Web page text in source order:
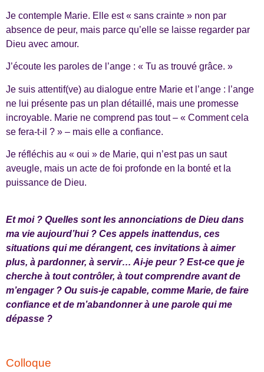
Je contemple Marie. Elle est « sans crainte » non par
absence de peur, mais parce qu’elle se laisse regarder par
Dieu avec amour.
J’écoute les paroles de l’ange : « Tu as trouvé grâce. »
Je suis attentif(ve) au dialogue entre Marie et l’ange : l’ange
ne lui présente pas un plan détaillé, mais une promesse
incroyable. Marie ne comprend pas tout – « Comment cela
se fera-t-il ? » – mais elle a confiance.
Je réfléchis au « oui » de Marie, qui n’est pas un saut
aveugle, mais un acte de foi profonde en la bonté et la
puissance de Dieu.
Et moi ? Quelles sont les annonciations de Dieu dans
ma vie aujourd’hui ? Ces appels inattendus, ces
situations qui me dérangent, ces invitations à aimer
plus, à pardonner, à servir… Ai-je peur ? Est-ce que je
cherche à tout contrôler, à tout comprendre avant de
m’engager ? Ou suis-je capable, comme Marie, de faire
confiance et de m’abandonner à une parole qui me
dépasse ?
Colloque